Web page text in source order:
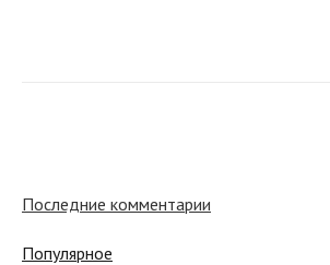
№ 138 от июня 1979 года — «Красный
Последние комментарии
Популярное